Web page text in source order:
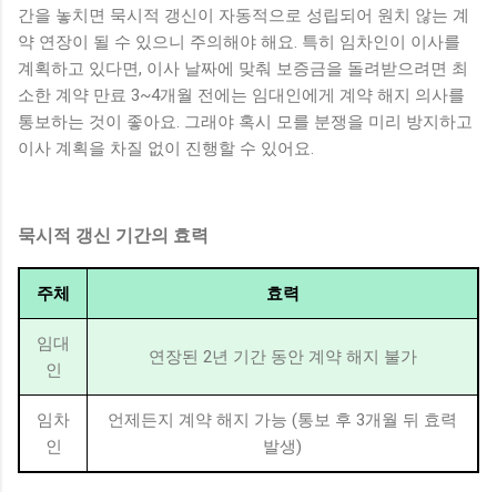
간을 놓치면 묵시적 갱신이 자동적으로 성립되어 원치 않는 계
약 연장이 될 수 있으니 주의해야 해요. 특히 임차인이 이사를
계획하고 있다면, 이사 날짜에 맞춰 보증금을 돌려받으려면 최
소한 계약 만료 3~4개월 전에는 임대인에게 계약 해지 의사를
통보하는 것이 좋아요. 그래야 혹시 모를 분쟁을 미리 방지하고
이사 계획을 차질 없이 진행할 수 있어요.
묵시적 갱신 기간의 효력
주체 효력
임대
인
연장된 2년 기간 동안 계약 해지 불가
임차
인
언제든지 계약 해지 가능 (통보 후 3개월 뒤 효력
발생)